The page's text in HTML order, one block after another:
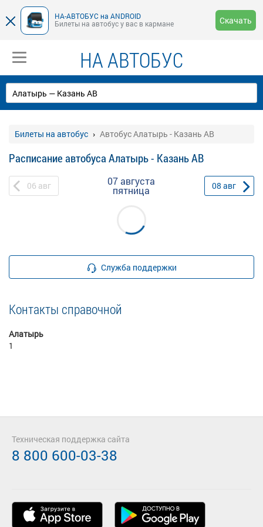
НА-АВТОБУС на ANDROID
Билеты на автобус у вас в кармане
Скачать
НА АВТОБУС
Билеты на автобус Автобус Алатырь - Казань АВ
Расписание автобуса Алатырь - Казань АВ
06 авг 07 августа
пятница 08 авг
Служба поддержки
Контакты справочной
Алатырь
1
Техническая поддержка сайта
8 800 600-03-38